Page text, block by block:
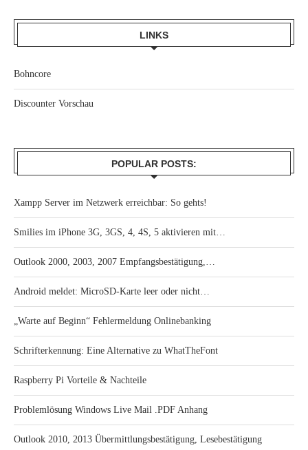
LINKS
Bohncore
Discounter Vorschau
POPULAR POSTS:
Xampp Server im Netzwerk erreichbar: So gehts!
Smilies im iPhone 3G, 3GS, 4, 4S, 5 aktivieren mit…
Outlook 2000, 2003, 2007 Empfangsbestätigung,…
Android meldet: MicroSD-Karte leer oder nicht…
„Warte auf Beginn“ Fehlermeldung Onlinebanking
Schrifterkennung: Eine Alternative zu WhatTheFont
Raspberry Pi Vorteile & Nachteile
Problemlösung Windows Live Mail .PDF Anhang
Outlook 2010, 2013 Übermittlungsbestätigung, Lesebestätigung